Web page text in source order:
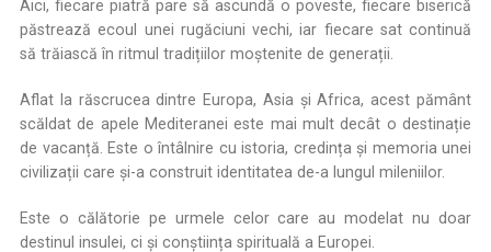
Aici, fiecare piatră pare să ascundă o poveste, fiecare biserică
păstrează ecoul unei rugăciuni vechi, iar fiecare sat continuă
să trăiască în ritmul tradițiilor moștenite de generații.
Aflat la răscrucea dintre Europa, Asia și Africa, acest pământ
scăldat de apele Mediteranei este mai mult decât o destinație
de vacanță. Este o întâlnire cu istoria, credința și memoria unei
civilizații care și-a construit identitatea de-a lungul mileniilor.
Este o călătorie pe urmele celor care au modelat nu doar
destinul insulei, ci și conștiința spirituală a Europei.